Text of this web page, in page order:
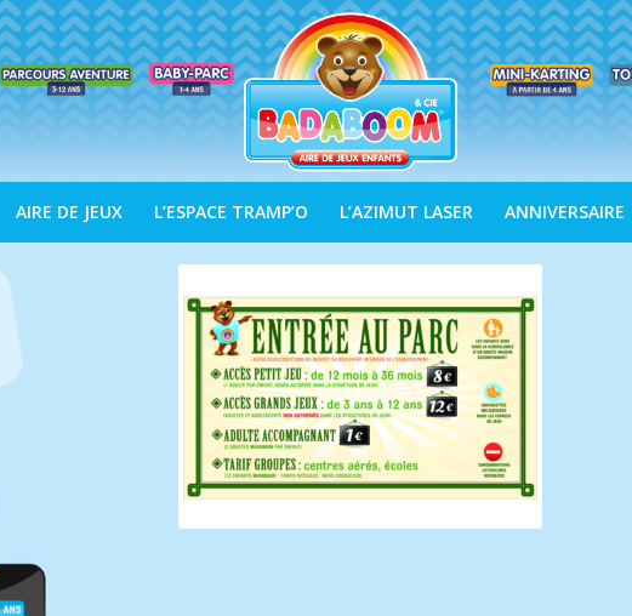
AIRE DE JEUX L’ESPACE TRAMP’O L’AZIMUT LASER ANNIVERSAIRE